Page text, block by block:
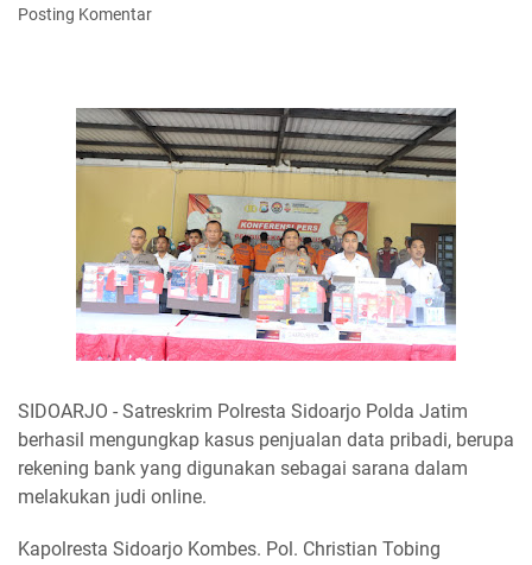
Posting Komentar
SIDOARJO - Satreskrim Polresta Sidoarjo Polda Jatim
berhasil mengungkap kasus penjualan data pribadi, berupa
rekening bank yang digunakan sebagai sarana dalam
melakukan judi online.
Kapolresta Sidoarjo Kombes. Pol. Christian Tobing